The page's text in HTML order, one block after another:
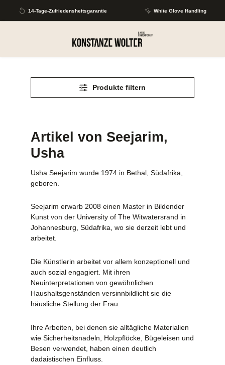
Zum Hauptinhalt springen
14-Tage-Zufriedensheitsgarantie White Glove Handling
Produkte filtern
Artikel von Seejarim,
Usha
Usha Seejarim wurde 1974 in Bethal, Südafrika,
geboren.
Seejarim erwarb 2008 einen Master in Bildender
Kunst von der University of The Witwatersrand in
Johannesburg, Südafrika, wo sie derzeit lebt und
arbeitet.
Die Künstlerin arbeitet vor allem konzeptionell und
auch sozial engagiert. Mit ihren
Neuinterpretationen von gewöhnlichen
Haushaltsgenständen versinnbildlicht sie die
häusliche Stellung der Frau.
Ihre Arbeiten, bei denen sie alltägliche Materialien
wie Sicherheitsnadeln, Holzpflöcke, Bügeleisen und
Besen verwendet, haben einen deutlich
dadaistischen Einfluss.